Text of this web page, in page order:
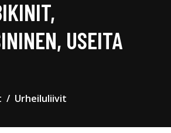
USEITA
Urheiluliivit